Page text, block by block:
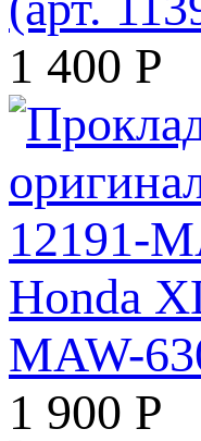
1 400 Р
Honda
MAW-
1 900 Р